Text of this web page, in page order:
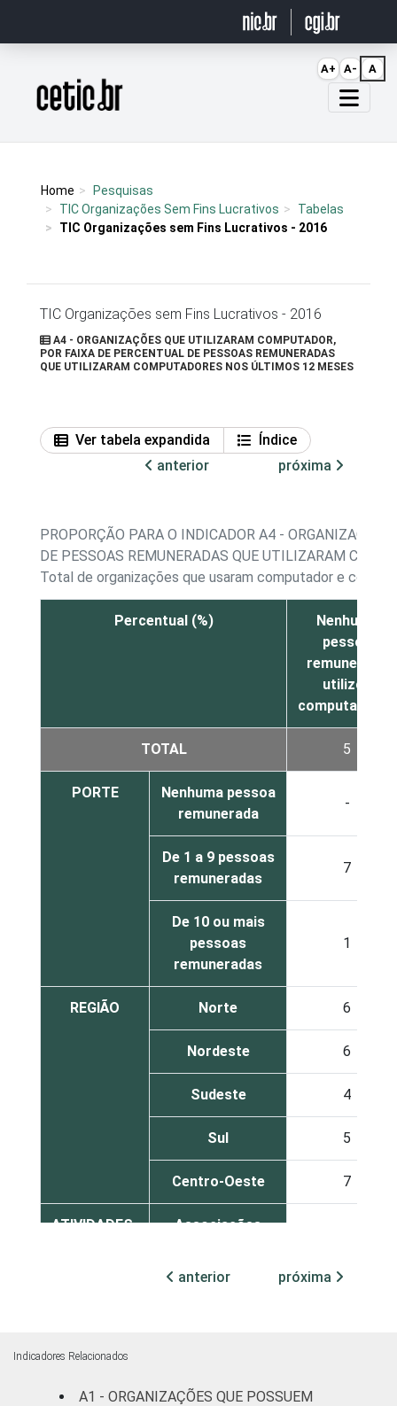
Página inicial
Home
Pesquisas
TIC Organizações Sem Fins Lucrativos
Tabelas
TIC Organizações sem Fins Lucrativos - 2016
TIC Organizações sem Fins Lucrativos - 2016
A4 - ORGANIZAÇÕES QUE UTILIZARAM COMPUTADOR,
POR FAIXA DE PERCENTUAL DE PESSOAS REMUNERADAS
QUE UTILIZARAM COMPUTADORES NOS ÚLTIMOS 12 MESES
Ver tabela expandida
Índice
anterior
próxima
PROPORÇÃO PARA O INDICADOR A4 -
DE PESSOAS REMUNERADAS QUE UTILIZARAM
Total de organizações que usaram computador e
Percentual (%)
Nenhuma
pessoa
remunerada
utilizou
computadores
TOTAL 5
PORTE
Nenhuma pessoa
remunerada
-
De 1 a 9 pessoas
remuneradas
7
De 10 ou mais
pessoas
remuneradas
1
REGIÃO Norte 6
Nordeste 6
Sudeste 4
Sul 5
Centro-Oeste 7
ATIVIDADES-
Associações
profissionais e
Educação e
anterior próxima
Indicadores Relacionados
A1 - ORGANIZAÇÕES QUE POSSUEM
A+ A- A